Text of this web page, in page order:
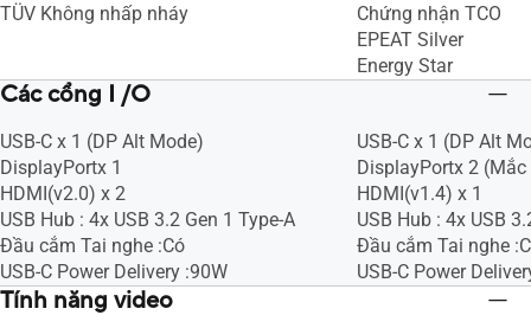
TÜV Không nhấp nháy
Chứng nhận TCO
EPEAT Silver
Energy Star
Các cổng I /O
USB-C x 1 (DP Alt Mode)
DisplayPortx 1
HDMI(v2.0) x 2
USB Hub : 4x USB 3.2 Gen 1 Type-A
Đầu cắm Tai nghe :Có
USB-C Power Delivery :90W
USB-C x 1 (DP Alt
DisplayPortx 2
HDMI(v1.4) x 1
USB Hub : 4x USB
Đầu cắm Tai nghe
USB-C Power
Tính năng video